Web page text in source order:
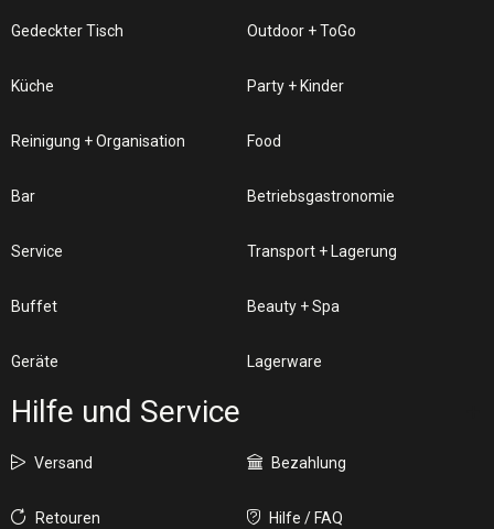
Gedeckter Tisch Outdoor + ToGo
Küche Party + Kinder
Reinigung + Organisation Food
Bar Betriebsgastronomie
Service Transport + Lagerung
Buffet Beauty + Spa
Geräte Lagerware
Hilfe und Service
Versand Bezahlung
Retouren Hilfe / FAQ